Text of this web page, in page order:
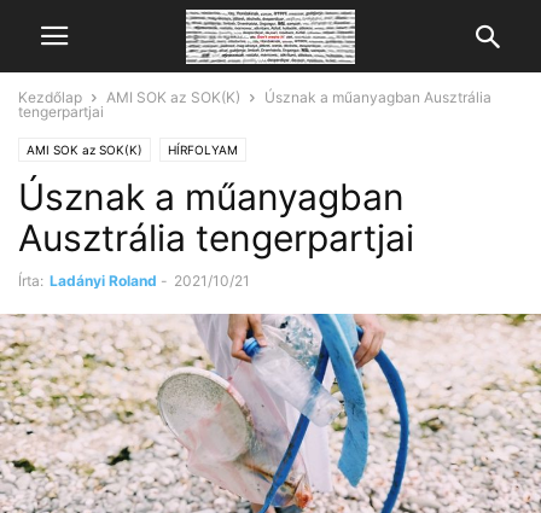
Kezdőlap AMI SOK az SOK(K)
Úsznak a műanyagban Ausztrália
tengerpartjai
AMI SOK az SOK(K) HÍRFOLYAM
Úsznak a műanyagban
Ausztrália tengerpartjai
Írta: Ladányi Roland - 2021/10/21